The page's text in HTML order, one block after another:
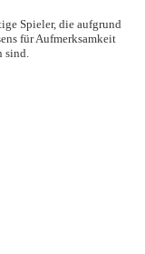
Spieler, die aufgrund
für Aufmerksamkeit
sind.